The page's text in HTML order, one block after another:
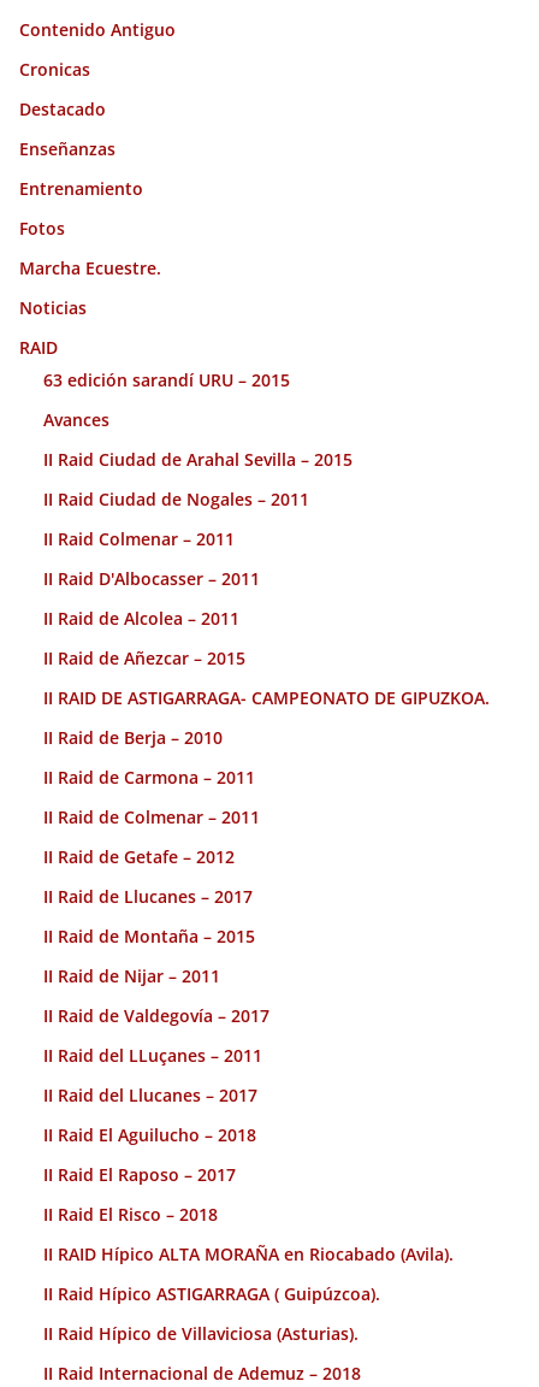
Contenido Antiguo
Cronicas
Destacado
Enseñanzas
Entrenamiento
Fotos
Marcha Ecuestre.
Noticias
RAID
63 edición sarandí URU – 2015
Avances
II Raid Ciudad de Arahal Sevilla – 2015
II Raid Ciudad de Nogales – 2011
II Raid Colmenar – 2011
II Raid D'Albocasser – 2011
II Raid de Alcolea – 2011
II Raid de Añezcar – 2015
II RAID DE ASTIGARRAGA- CAMPEONATO DE GIPUZKOA.
II Raid de Berja – 2010
II Raid de Carmona – 2011
II Raid de Colmenar – 2011
II Raid de Getafe – 2012
II Raid de Llucanes – 2017
II Raid de Montaña – 2015
II Raid de Nijar – 2011
II Raid de Valdegovía – 2017
II Raid del LLuçanes – 2011
II Raid del Llucanes – 2017
II Raid El Aguilucho – 2018
II Raid El Raposo – 2017
II Raid El Risco – 2018
II RAID Hípico ALTA MORAÑA en Riocabado (Avila).
II Raid Hípico ASTIGARRAGA ( Guipúzcoa).
II Raid Hípico de Villaviciosa (Asturias).
II Raid Internacional de Ademuz – 2018